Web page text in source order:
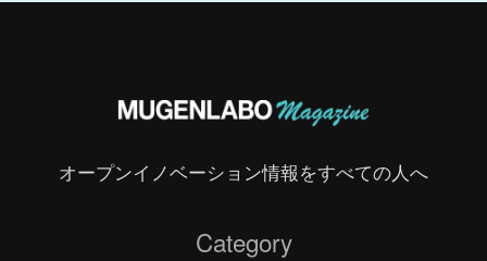
オープンイノベーション情報をすべての人へ
Category